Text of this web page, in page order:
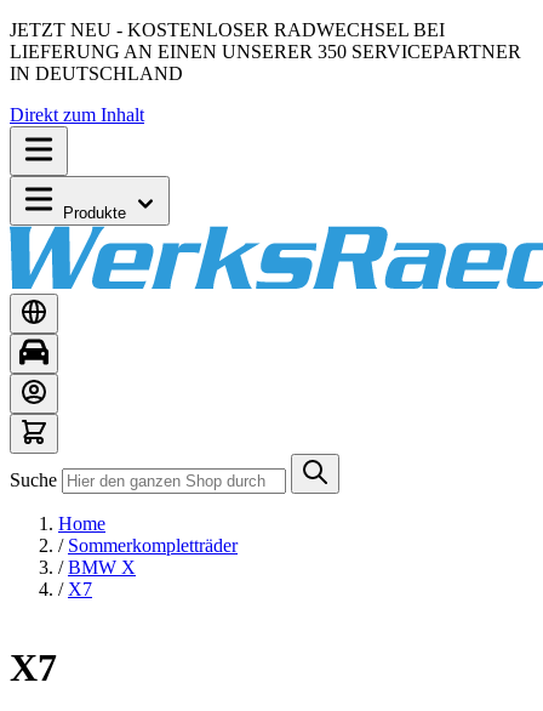
JETZT NEU - KOSTENLOSER RADWECHSEL BEI
LIEFERUNG AN EINEN UNSERER 350 SERVICEPARTNER
IN DEUTSCHLAND
Direkt zum Inhalt
Produkte
Suche
Home
/ Sommerkompletträder
/ BMW X
/ X7
X7